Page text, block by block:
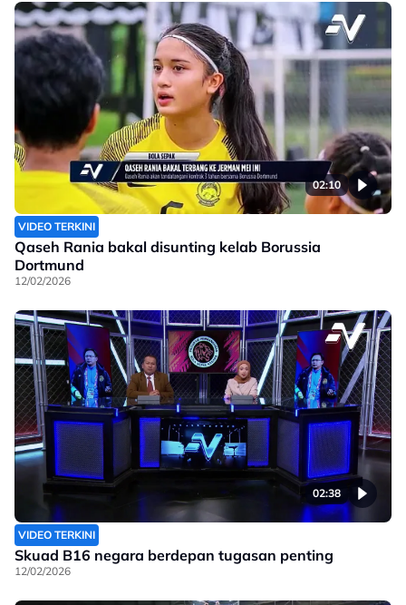
02:10
VIDEO TERKINI
Qaseh Rania bakal disunting kelab Borussia
Dortmund
12/02/2026
02:38
VIDEO TERKINI
Skuad B16 negara berdepan tugasan penting
12/02/2026